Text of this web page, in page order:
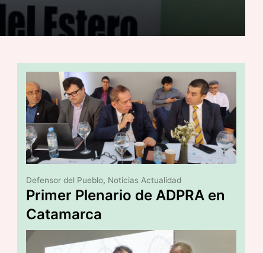
Primer Plenario de ADPRA en
Catamarca
Defensor del Pueblo, Noticias Actualidad